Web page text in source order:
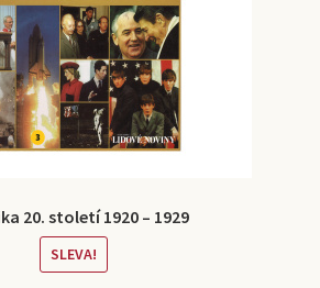
20. století 1920 – 1929
SLEVA!